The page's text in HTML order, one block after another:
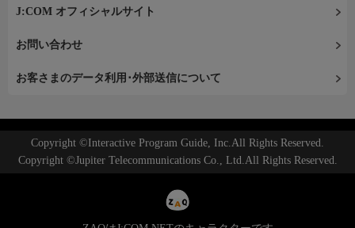
J:COM オフィシャルサイト
お問い合わせ
お客さまのデータ利用･外部送信について
Copyright ©Interactive Program Guide, Inc.All Rights Reserved.
Copyright ©Jupiter Telecommunications Co., Ltd.All Rights Reserved.